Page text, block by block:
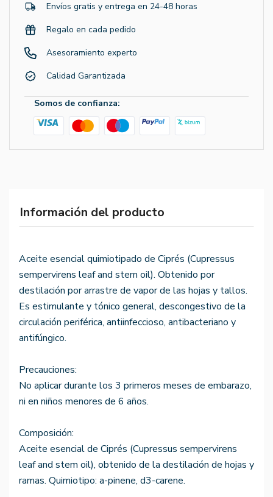
Envíos gratis y entrega en 24-48 horas
Regalo en cada pedido
Asesoramiento experto
Calidad Garantizada
Somos de confianza:
Información del producto
Aceite esencial quimiotipado de Ciprés (Cupressus
sempervirens leaf and stem oil). Obtenido por
destilación por arrastre de vapor de las hojas y tallos.
Es estimulante y tónico general, descongestivo de la
circulación periférica, antiinfeccioso, antibacteriano y
antifúngico.
Precauciones:
No aplicar durante los 3 primeros meses de embarazo,
ni en niños menores de 6 años.
Composición:
Aceite esencial de Ciprés (Cupressus sempervirens
leaf and stem oil), obtenido de la destilación de hojas y
ramas. Quimiotipo: a-pinene, d3-carene.